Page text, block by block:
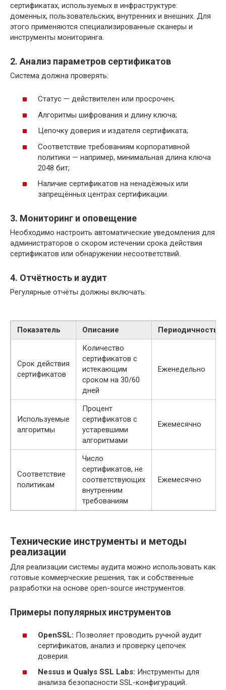
сертификатах, используемых в инфраструктуре:
доменных, пользовательских, внутренних и внешних. Для
этого применяются специализированные сканеры и
инструменты мониторинга.
2. Анализ параметров сертификатов
Система должна проверять:
Статус — действителен или просрочен;
Алгоритмы шифрования и длину ключа;
Цепочку доверия и издателя сертификата;
Соответствие требованиям корпоративной
политики — например, минимальная длина ключа
2048 бит;
Наличие сертификатов на ненадёжных или
запрещённых центрах сертификации.
3. Мониторинг и оповещение
Необходимо настроить автоматические уведомления для
администраторов о скором истечении срока действия
сертификатов или обнаружении несоответствий.
4. Отчётность и аудит
Регулярные отчёты должны включать:
Показатель Описание Периодичность
Срок действия
сертификатов
Количество
сертификатов с
истекающим
сроком на 30/60
дней
Еженедельно
Используемые
алгоритмы
Процент
сертификатов с
устаревшими
алгоритмами
Ежемесячно
Соответствие
политикам
Число
сертификатов, не
соответствующих
внутренним
требованиям
Ежемесячно
Технические инструменты и методы
реализации
Для реализации системы аудита можно использовать как
готовые коммерческие решения, так и собственные
разработки на основе open-source инструментов.
Примеры популярных инструментов
OpenSSL: Позволяет проводить ручной аудит
сертификатов, анализ и проверку цепочек
доверия.
Nessus и Qualys SSL Labs: Инструменты для
анализа безопасности SSL-конфигураций.